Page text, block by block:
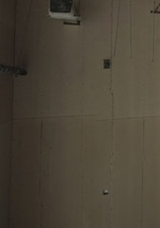
浙江省金华市人民医院中心
供氧系统设备安装